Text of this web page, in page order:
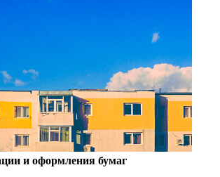
и оформления бумаг